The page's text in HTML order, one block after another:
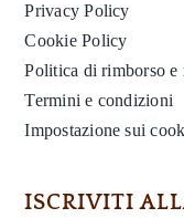
Privacy Policy
Cookie Policy
Politica di rimborso e
Termini e condizioni
Impostazione sui
ISCRIVITI